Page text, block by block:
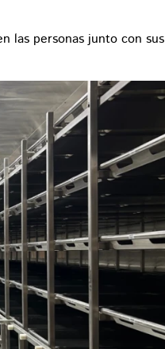
las personas junto con sus